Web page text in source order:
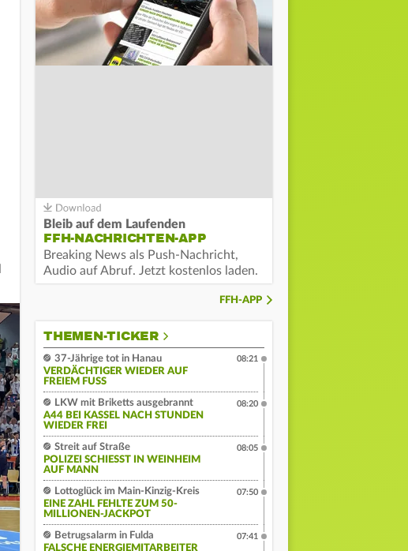
Bleib auf dem Laufenden
FFH-NACHRICHTEN-APP
Breaking News als Push-Nachricht,
Audio auf Abruf. Jetzt kostenlos laden.
FFH-APP
THEMEN-TICKER
37-Jährige tot in Hanau
VERDÄCHTIGER WIEDER AUF
FREIEM FUSS
08:21
LKW mit Briketts ausgebrannt
A44 BEI KASSEL NACH STUNDEN
WIEDER FREI
08:20
Streit auf Straße
POLIZEI SCHIESST IN WEINHEIM A
UF MANN
08:05
Lottoglück im Main-Kinzig-Kreis
EINE ZAHL FEHLTE ZUM 50-
MILLIONEN-JACKPOT
07:50
Betrugsalarm in Fulda
FALSCHE ENERGIEMITARBEITER
07:41